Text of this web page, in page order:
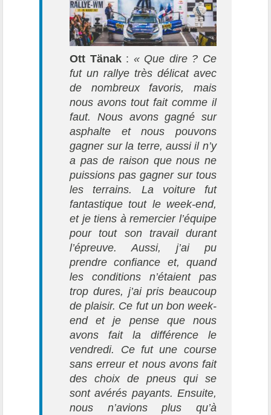
Ott Tänak: « Que dire ? Ce
fut un rallye très délicat avec
de nombreux favoris, mais
nous avons tout fait comme il
faut. Nous avons gagné sur
asphalte et nous pouvons
gagner sur la terre, aussi il n’y
a pas de raison que nous ne
puissions pas gagner sur tous
les terrains. La voiture fut
fantastique tout le week-end,
et je tiens à remercier l’équipe
pour tout son travail durant
l’épreuve. Aussi, j’ai pu
prendre confiance et, quand
les conditions n’étaient pas
trop dures, j’ai pris beaucoup
de plaisir. Ce fut un bon week-
end et je pense que nous
avons fait la différence le
vendredi. Ce fut une course
sans erreur et nous avons fait
des choix de pneus qui se
sont avérés payants. Ensuite,
nous n’avions plus qu’à